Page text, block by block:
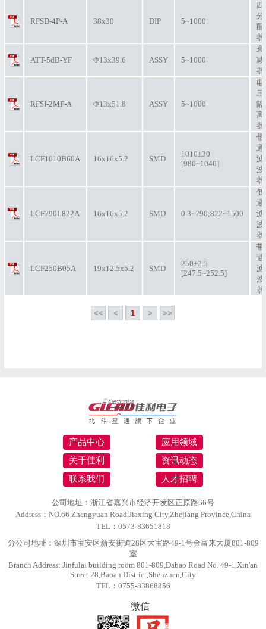
RFSD-4P-A 38x30 DIP 5~1000
四
分
配
器
ATT-5dB-YF Φ13x39.6 ASSY 5~1000
衰
减
器
RFSI-2MF-A Φ13x51.8 ASSY 5~1000
电
压
隔
离
器
LCF1010B60A 16x16x5.2 SMD
1010±30
[980~1040]
带
通
滤
波
器
LCF790L822A 16x16x5.2 SMD 0.3~790;822~1500
低
通
滤
波
器
LCF250B05A 19x12.5x5.2 SMD
250±2.5
[247.5~252.5]
带
通
滤
波
器
<< < 1 > >>
产品中心
应用领域
关于佳利
资讯动态
联系我们
人才招聘
公司地址：浙江省嘉兴市经济开发区正原路66号
Address：NO.66 Zhengyuan Road,Jiaxing City,Zhejiang Province,China
TEL：0573-83651818
分公司地址：深圳市宝安区新安街道28区大宝路49-1号金富来大厦801-809
室
Branch Address: Jinfulai building room 801-809,Dabao Road No. 49-1,Xin'an
Street 28,Baoan District,Shenzhen,City
TEL：0755-83868856
微信